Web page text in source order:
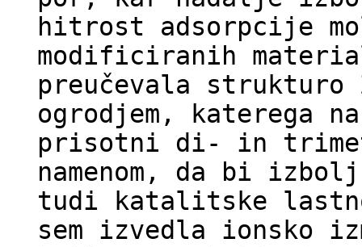
hitrost adsorpcije
modificiranih
preučevala strukturo
ogrodjem, katerega
prisotni di- in
namenom, da bi
tudi katalitske
sem izvedla ionsko